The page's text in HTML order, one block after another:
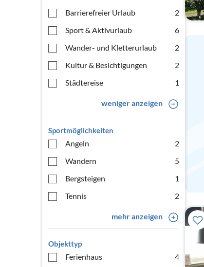
Barrierefreier Urlaub
2
Sport & Aktivurlaub
6
Wander- und Kletterurlaub
2
Kultur & Besichtigungen
2
Städtereise
1
weniger anzeigen
Sportmöglichkeiten
Angeln
2
Wandern
5
Bergsteigen
1
Tennis
2
mehr anzeigen
Objekttyp
Ferienhaus
4